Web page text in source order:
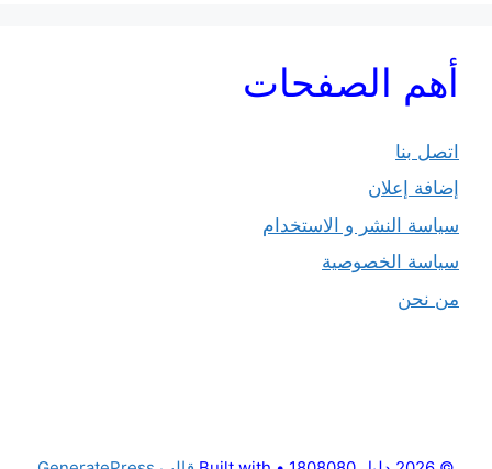
أهم الصفحات
اتصل بنا
إضافة إعلان
سياسة النشر و الاستخدام
سياسة الخصوصية
من نحن